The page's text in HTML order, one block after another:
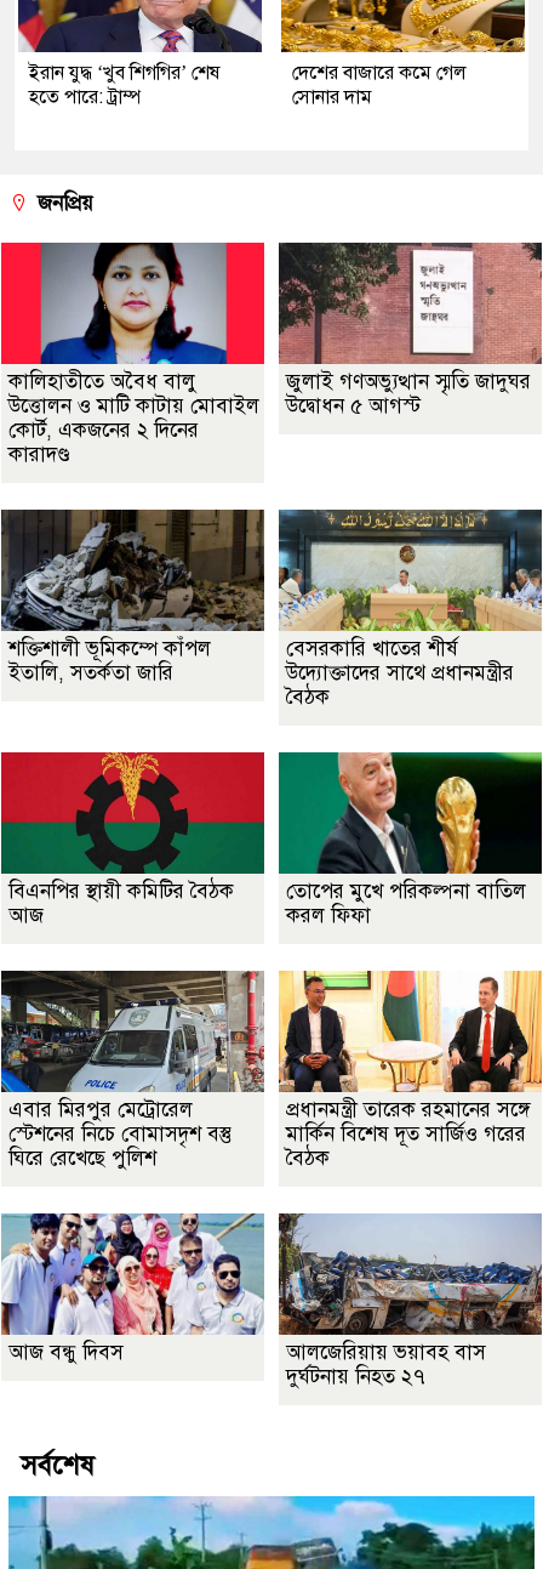
ইরান যুদ্ধ ‘খুব শিগগির’ শেষ
হতে পারে: ট্রাম্প
দেশের বাজারে কমে গেল
সোনার দাম
জনপ্রিয়
কালিহাতীতে অবৈধ বালু
উত্তোলন ও মাটি কাটায় মোবাইল
কোর্ট, একজনের ২ দিনের
কারাদণ্ড
জুলাই গণঅভ্যুত্থান স্মৃতি জাদুঘর
উদ্বোধন ৫ আগস্ট
শক্তিশালী ভূমিকম্পে কাঁপল
ইতালি, সতর্কতা জারি
বেসরকারি খাতের শীর্ষ
উদ্যোক্তাদের সাথে প্রধানমন্ত্রীর
বৈঠক
বিএনপির স্থায়ী কমিটির বৈঠক
আজ
তোপের মুখে পরিকল্পনা বাতিল
করল ফিফা
এবার মিরপুর মেট্রোরেল
স্টেশনের নিচে বোমাসদৃশ বস্তু
ঘিরে রেখেছে পুলিশ
প্রধানমন্ত্রী তারেক রহমানের সঙ্গে
মার্কিন বিশেষ দূত সার্জিও গরের
বৈঠক
আজ বন্ধু দিবস
আলজেরিয়ায় ভয়াবহ বাস
দুর্ঘটনায় নিহত ২৭
সর্বশেষ